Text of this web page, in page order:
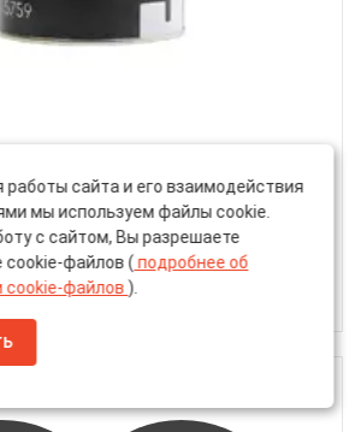
«Jeta Pro» 1к Adhesive Plastic
Бесцветный, 500мл (5759)
сайта и его взаимодействия
мы используем файлы cookie.
с сайтом, Вы разрешаете
cookie-файлов ( подробнее об
cookie-файлов ).